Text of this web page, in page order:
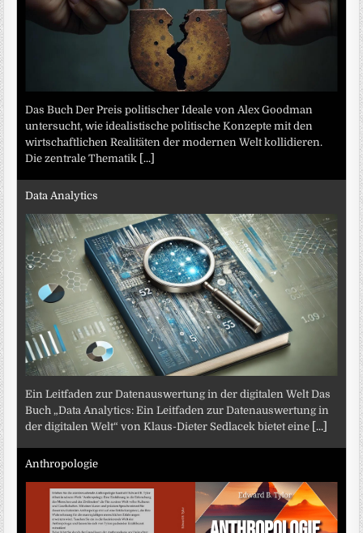
Das Buch Der Preis politischer Ideale von Alex Goodman
untersucht, wie idealistische politische Konzepte mit den
wirtschaftlichen Realitäten der modernen Welt kollidieren.
Die zentrale Thematik [...]
Data Analytics
Ein Leitfaden zur Datenauswertung in der digitalen Welt Das
Buch „Data Analytics: Ein Leitfaden zur Datenauswertung in
der digitalen Welt“ von Klaus-Dieter Sedlacek bietet eine [...]
Anthropologie